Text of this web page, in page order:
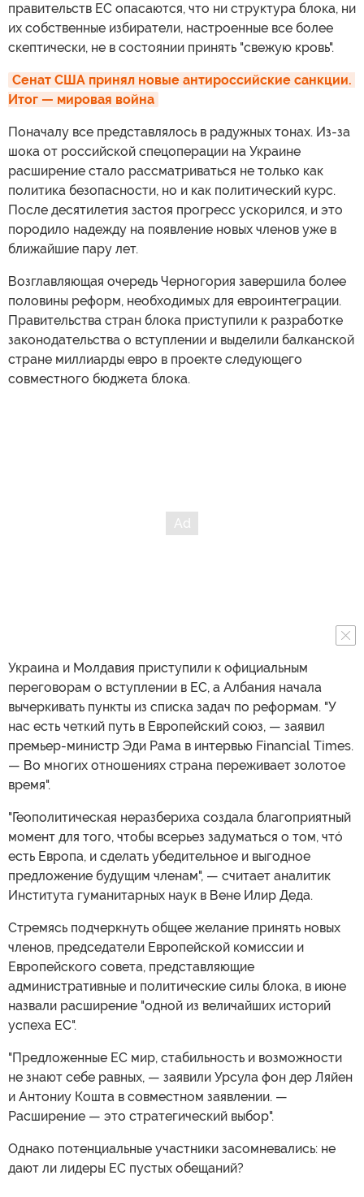
правительств ЕС опасаются, что ни структура блока, ни
их собственные избиратели, настроенные все более
скептически, не в состоянии принять "свежую кровь".
Сенат США принял новые антироссийские санкции.
Итог — мировая война
Поначалу все представлялось в радужных тонах. Из-за
шока от российской спецоперации на Украине
расширение стало рассматриваться не только как
политика безопасности, но и как политический курс.
После десятилетия застоя прогресс ускорился, и это
породило надежду на появление новых членов уже в
ближайшие пару лет.
Возглавляющая очередь Черногория завершила более
половины реформ, необходимых для евроинтеграции.
Правительства стран блока приступили к разработке
законодательства о вступлении и выделили балканской
стране миллиарды евро в проекте следующего
совместного бюджета блока.
Украина и Молдавия приступили к официальным
переговорам о вступлении в ЕС, а Албания начала
вычеркивать пункты из списка задач по реформам. "У
нас есть четкий путь в Европейский союз, — заявил
премьер-министр Эди Рама в интервью Financial Times.
— Во многих отношениях страна переживает золотое
время".
"Геополитическая неразбериха создала благоприятный
момент для того, чтобы всерьез задуматься о том, чтó
есть Европа, и сделать убедительное и выгодное
предложение будущим членам", — считает аналитик
Института гуманитарных наук в Вене Илир Деда.
Стремясь подчеркнуть общее желание принять новых
членов, председатели Европейской комиссии и
Европейского совета, представляющие
административные и политические силы блока, в июне
назвали расширение "одной из величайших историй
успеха ЕС".
"Предложенные ЕС мир, стабильность и возможности
не знают себе равных, — заявили Урсула фон дер Ляйен
и Антониу Кошта в совместном заявлении. —
Расширение — это стратегический выбор".
Однако потенциальные участники засомневались: не
дают ли лидеры ЕС пустых обещаний?